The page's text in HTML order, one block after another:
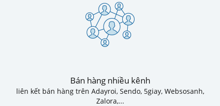
Bán hàng nhiều kênh
liên kết bán hàng trên Adayroi, Sendo, 5giay, Websosanh,
Zalora,...